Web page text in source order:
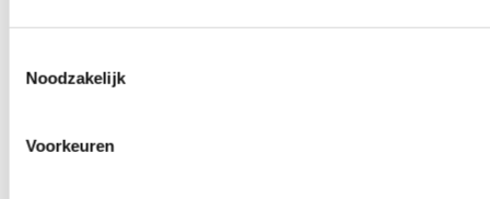
Noodzakelijk
Voorkeuren
0producten beschikbaar